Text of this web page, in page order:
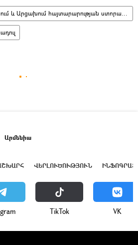
Իրադրությունը Հայաստանում և Արցախում հայտարարության ստորագրումից հետո
Արմենիա
ՎԵՐԼՈՒԾՈՒԹՅՈՒՆ
ТikТоk VK